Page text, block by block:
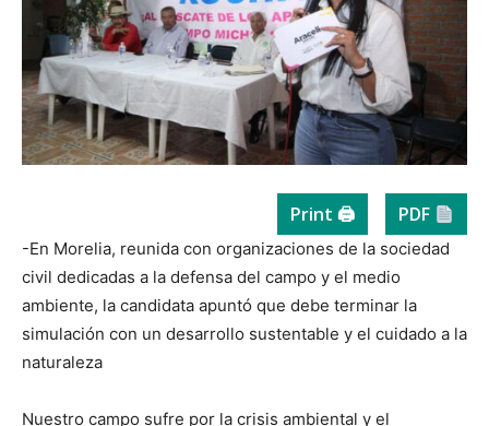
Print 🖨 PDF
-En Morelia, reunida con organizaciones de la sociedad
civil dedicadas a la defensa del campo y el medio
ambiente, la candidata apuntó que debe terminar la
simulación con un desarrollo sustentable y el cuidado a la
naturaleza
Nuestro campo sufre por la crisis ambiental y el